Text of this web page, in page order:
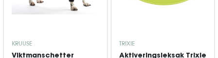
KRUUSE
Viktmanschetter
TRIXIE
Aktiveringsleksak Trixie